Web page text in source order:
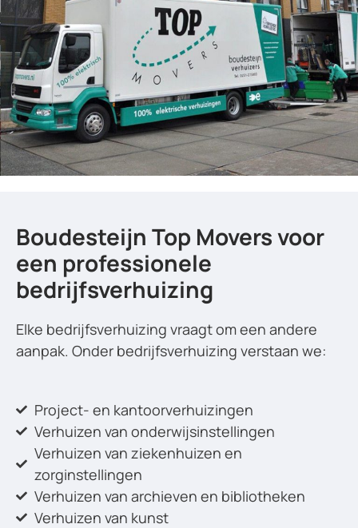
Boudesteijn Top Movers voor
een professionele
bedrijfsverhuizing
Elke bedrijfsverhuizing vraagt om een andere
aanpak. Onder bedrijfsverhuizing verstaan we:
Project- en kantoorverhuizingen
Verhuizen van onderwijsinstellingen
Verhuizen van ziekenhuizen en
zorginstellingen
Verhuizen van archieven en bibliotheken
Verhuizen van kunst